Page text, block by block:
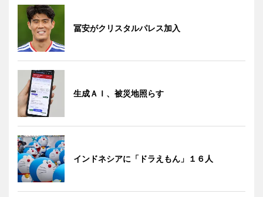
冨安がクリスタルパレス加入
生成ＡＩ、被災地照らす
インドネシアに「ドラえもん」１６人